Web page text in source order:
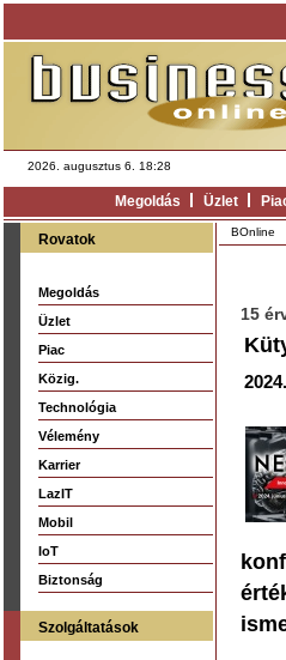
2026. augusztus 6. 18:28
Megoldás Üzlet
Rovatok
Megoldás
Üzlet
Piac
Közig.
Technológia
Vélemény
Karrier
LazIT
Mobil
IoT
Biztonság
Szolgáltatások
BOnline
15